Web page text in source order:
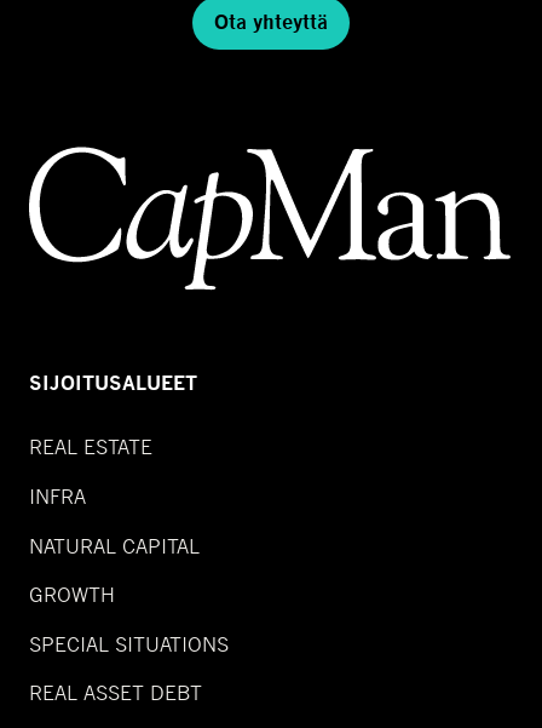
Ota yhteyttä
SIJOITUSALUEET
REAL ESTATE
INFRA
NATURAL CAPITAL
GROWTH
SPECIAL SITUATIONS
REAL ASSET DEBT